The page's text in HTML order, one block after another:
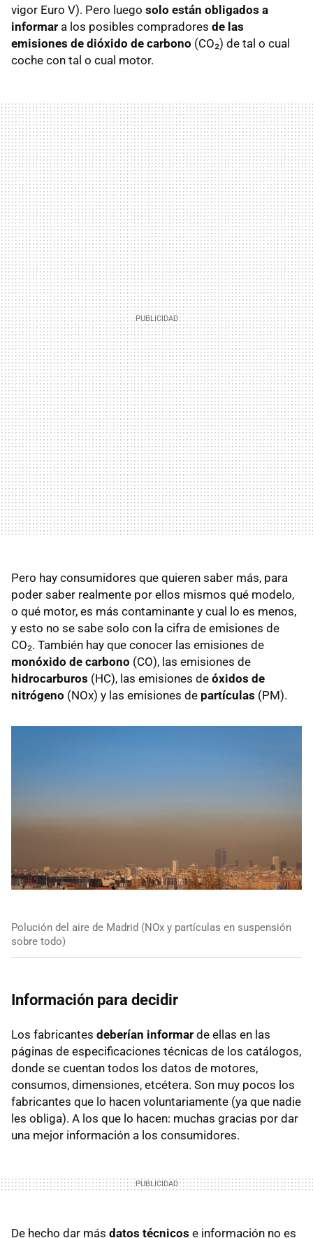
vigor Euro V). Pero luego solo están obligados a
informar a los posibles compradores de las
emisiones de dióxido de carbono (CO₂) de tal o cual
coche con tal o cual motor.
Pero hay consumidores que quieren saber más, para
poder saber realmente por ellos mismos qué modelo,
o qué motor, es más contaminante y cual lo es menos,
y esto no se sabe solo con la cifra de emisiones de
CO₂. También hay que conocer las emisiones de
monóxido de carbono (CO), las emisiones de
hidrocarburos (HC), las emisiones de óxidos de
nitrógeno (NOx) y las emisiones de partículas (PM).
Polución del aire de Madrid (NOx y partículas en suspensión
sobre todo)
Información para decidir
Los fabricantes deberían informar de ellas en las
páginas de especificaciones técnicas de los catálogos,
donde se cuentan todos los datos de motores,
consumos, dimensiones, etcétera. Son muy pocos los
fabricantes que lo hacen voluntariamente (ya que nadie
les obliga). A los que lo hacen: muchas gracias por dar
una mejor información a los consumidores.
De hecho dar más datos técnicos e información no es